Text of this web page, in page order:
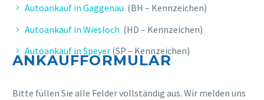
Autoankauf in Gaggenau (BH – Kennzeichen)
Autoankauf in Wiesloch (HD – Kennzeichen)
Autoankauf in Speyer (SP – Kennzeichen)
ANKAUFFORMULAR
Bitte füllen Sie alle Felder vollständig aus. Wir melden uns